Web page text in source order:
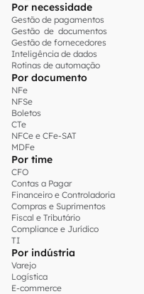
Por necessidade
Gestão de pagamentos
Gestão de documentos
Gestão de fornecedores
Inteligência de dados
Rotinas de automação
Por documento
NFe
NFSe
Boletos
CTe
NFCe e CFe-SAT
MDFe
Por time
CFO
Contas a Pagar
Financeiro e Controladoria
Compras e Suprimentos
Fiscal e Tributário
Compliance e Jurídico
TI
Por indústria
Varejo
Logística
E-commerce